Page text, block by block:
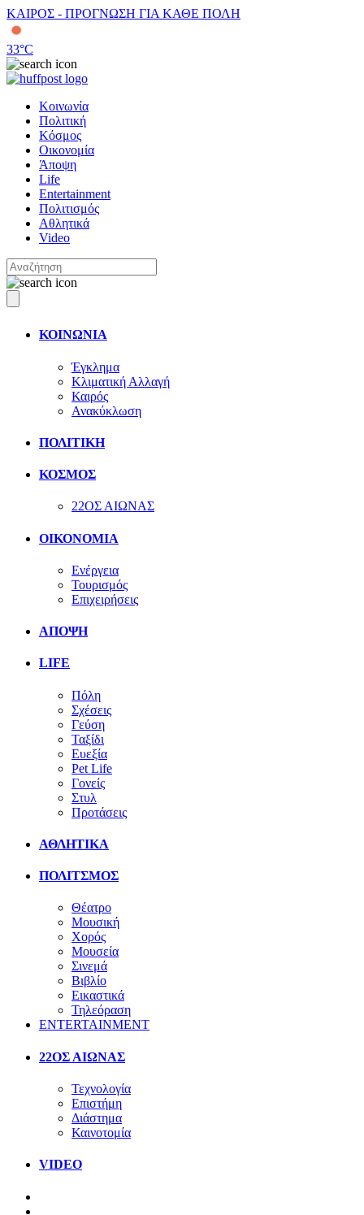
ΚΑΙΡΟΣ - ΠΡΟΓΝΩΣΗ ΓΙΑ ΚΑΘΕ ΠΟΛΗ
33°C
Κοινωνία
Πολιτική
Κόσμος
Οικονομία
Άποψη
Life
Entertainment
Πολιτισμός
Αθλητικά
Video
ΚΟΙΝΩΝΙΑ
Έγκλημα
Κλιματική Αλλαγή
Καιρός
Ανακύκλωση
ΠΟΛΙΤΙΚΗ
ΚΟΣΜΟΣ
22ΟΣ ΑΙΩΝΑΣ
ΟΙΚΟΝΟΜΙΑ
Ενέργεια
Τουρισμός
Επιχειρήσεις
ΑΠΟΨΗ
LIFE
Πόλη
Σχέσεις
Γεύση
Ταξίδι
Ευεξία
Pet Life
Γονείς
Στυλ
Προτάσεις
ΑΘΛΗΤΙΚΑ
ΠΟΛΙΤΣΜΟΣ
Θέατρο
Μουσική
Χορός
Μουσεία
Σινεμά
Βιβλίο
Εικαστικά
Τηλεόραση
ENTERTAINMENT
22ΟΣ ΑΙΩΝΑΣ
Τεχνολογία
Επιστήμη
Διάστημα
Καινοτομία
VIDEO